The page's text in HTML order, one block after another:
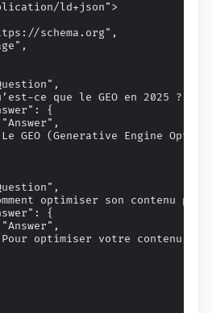
ld+json">
schema.org",
ce que le GEO en 2025 ?",
{
GEO (Generative Engine
optimiser son contenu pour
{
optimiser votre contenu,